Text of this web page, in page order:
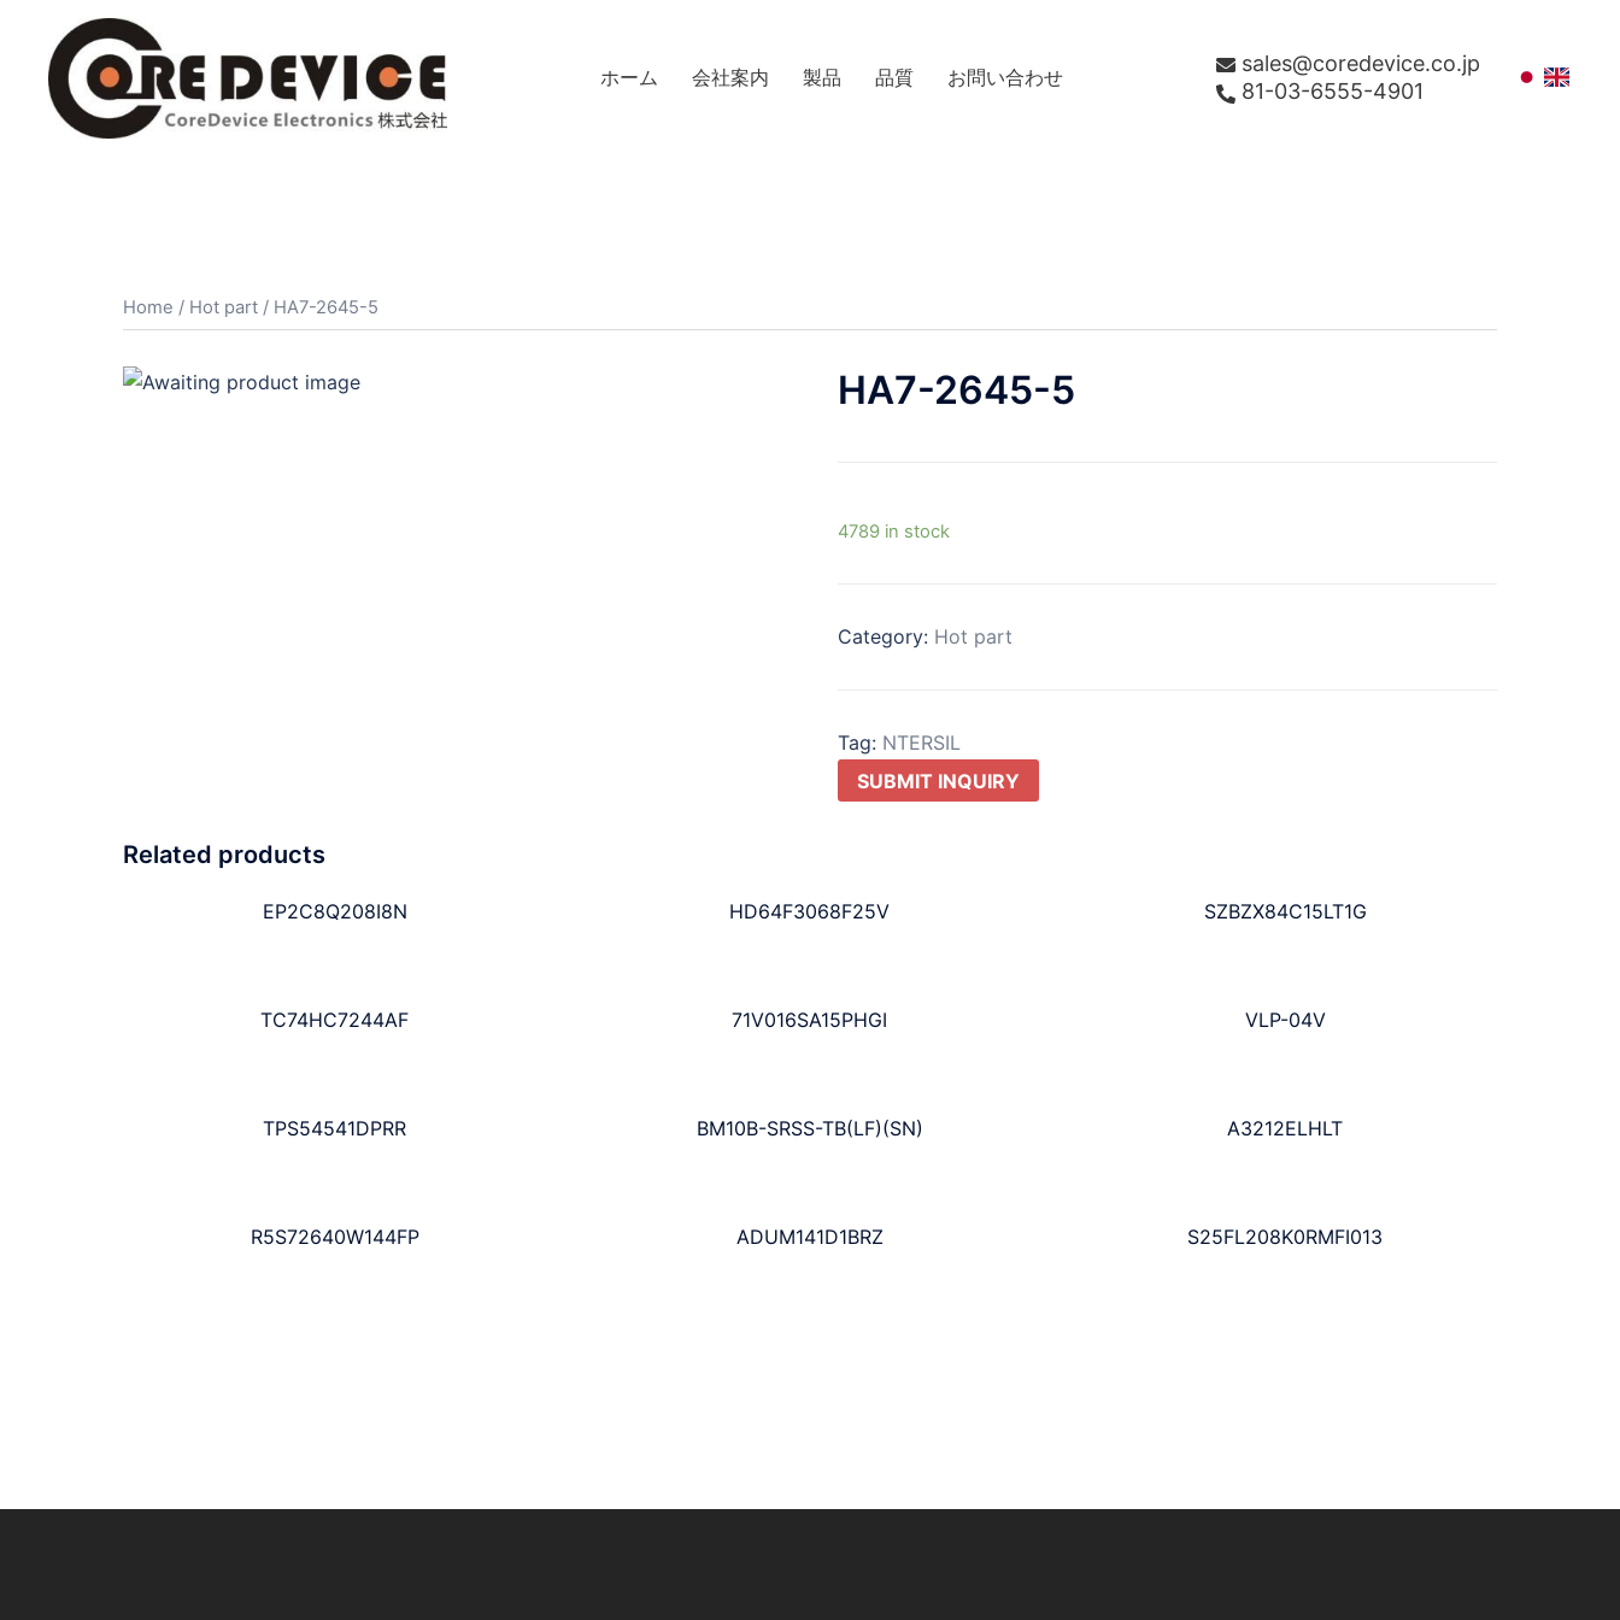
ホーム 会社案内 製品 品質 お問い合わせ
sales@coredevice.co.jp
81-03-6555-4901
Home / Hot part / HA7-2645-5
HA7-2645-5
4789 in stock
Category: Hot part
Tag: NTERSIL
SUBMIT INQUIRY
Related products
EP2C8Q208I8N HD64F3068F25V SZBZX84C15LT1G
TC74HC7244AF 71V016SA15PHGI VLP-04V
TPS54541DPRR BM10B-SRSS-TB(LF)(SN) A3212ELHLT
R5S72640W144FP ADUM141D1BRZ S25FL208K0RMFI013